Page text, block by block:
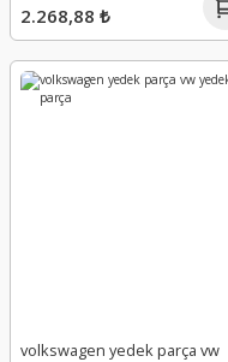
2.268,88 ₺
volkswagen yedek parça vw